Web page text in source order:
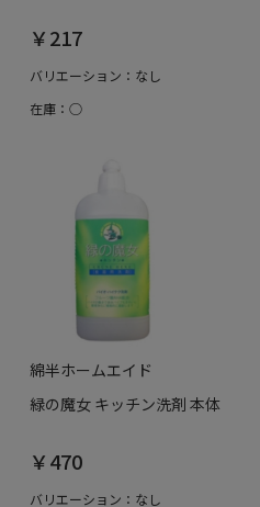
￥217
バリエーション：なし
在庫：○
綿半ホームエイド
緑の魔女 キッチン洗剤 本体
￥470
バリエーション：なし